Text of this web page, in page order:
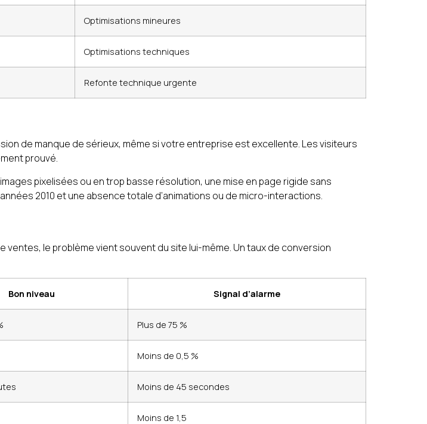
Optimisations mineures
Optimisations techniques
Refonte technique urgente
de manque de sérieux, même si votre entreprise est excellente. Les visiteurs
prouvé.
pixelisées ou en trop basse résolution, une mise en page rigide sans
2010 et une absence totale d’animations ou de micro-interactions.
le problème vient souvent du site lui-même. Un taux de conversion
Bon niveau Signal d’alarme
Plus de 75 %
Moins de 0,5 %
Moins de 45 secondes
Moins de 1,5